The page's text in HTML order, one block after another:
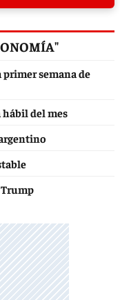
primer semana de
hábil del mes
Trump